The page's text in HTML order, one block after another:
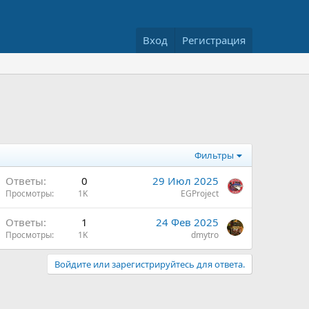
Вход Регистрация
Фильтры
Ответы 0
Просмотры 1K
29 Июл 2025
EGProject
Ответы 1
Просмотры 1K
24 Фев 2025
dmytro
Войдите или зарегистрируйтесь для ответа.